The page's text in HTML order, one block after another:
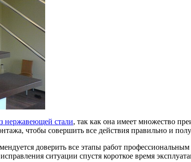
нержавеющей стали, так как она имеет множество
чтобы совершить все действия правильно и
доверить все этапы работ
ситуации спустя короткое время